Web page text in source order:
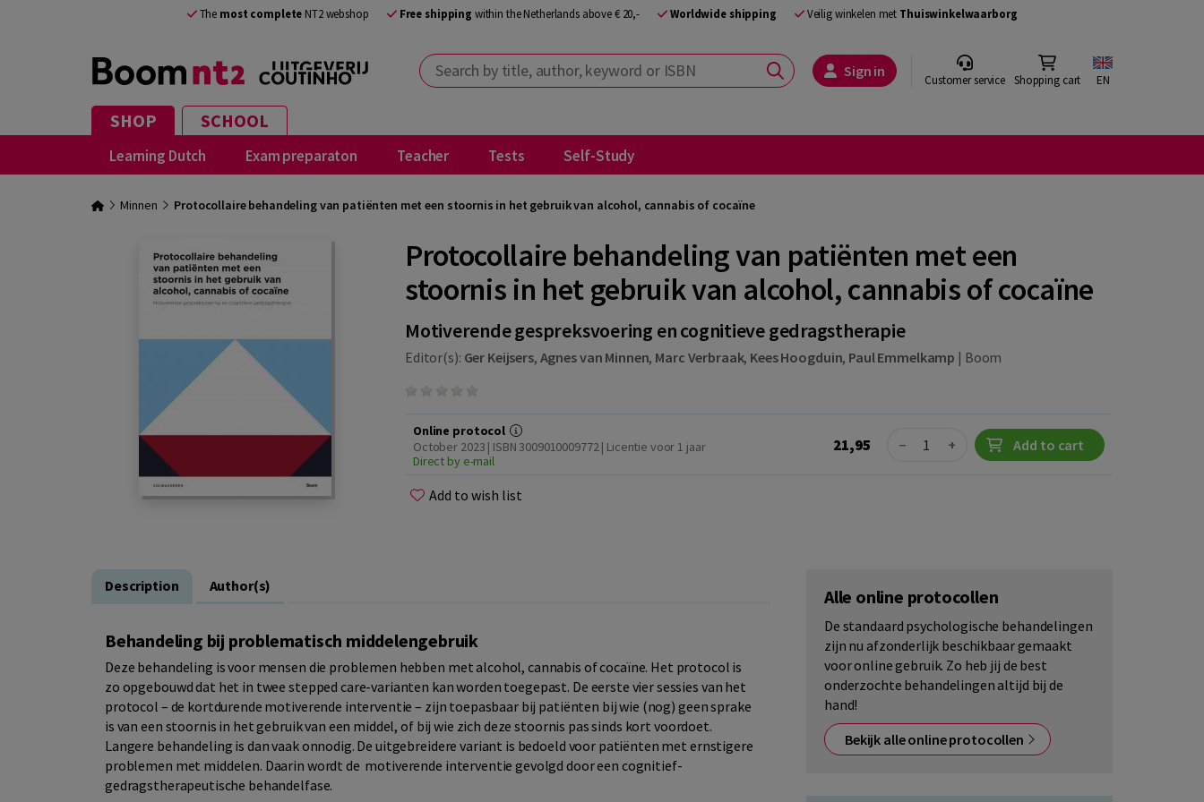
The most complete NT2 webshop Free shipping within the Netherlands above € 20,- Worldwide shipping Veilig winkelen met Thuiswinkelwaarborg
Search by title, author, keyword or ISBN Sign in Customer service Shopping cart EN
SHOP SCHOOL
Learning Dutch Exam preparaton Teacher Tests Self-Study
Minnen Protocollaire behandeling van patiënten met een stoornis in het gebruik van alcohol, cannabis of cocaïne
Protocollaire behandeling van patiënten met een
stoornis in het gebruik van alcohol, cannabis of cocaïne
Motiverende gespreksvoering en cognitieve gedragstherapie
Editor(s): Ger Keijsers, Agnes van Minnen, Marc Verbraak, Kees Hoogduin, Paul Emmelkamp | Boom
Online protocol
October 2023 | ISBN 3009010009772 | Licentie voor 1 jaar
Direct by e-mail
21,95 Quantity
− + Add to cart
Add to wish list
Description Author(s)
Behandeling bij problematisch middelengebruik
Deze behandeling is voor mensen die problemen hebben met alcohol, cannabis of cocaïne. Het protocol is
zo opgebouwd dat het in twee stepped care-varianten kan worden toegepast. De eerste vier sessies van het
protocol – de kortdurende motiverende interventie – zijn toepasbaar bij patiënten bij wie (nog) geen sprake
is van een stoornis in het gebruik van een middel, of bij wie zich deze stoornis pas sinds kort voordoet.
Langere behandeling is dan vaak onnodig. De uitgebreidere variant is bedoeld voor patiënten met ernstigere
problemen met middelen. Daarin wordt de motiverende interventie gevolgd door een cognitief-
gedragstherapeutische behandelfase.
Alle online protocollen
De standaard psychologische behandelingen
zijn nu afzonderlijk beschikbaar gemaakt
voor online gebruik. Zo heb jij de best
onderzochte behandelingen altijd bij de
hand!
Bekijk alle online protocollen